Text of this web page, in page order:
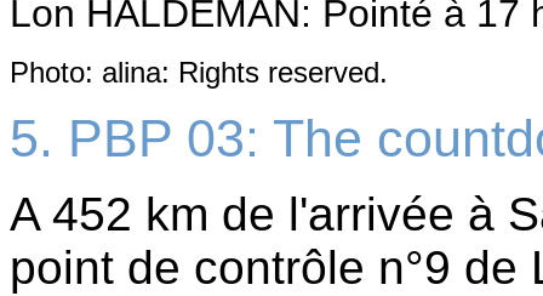
Lon HALDEMAN: Pointé à 17
Photo: alina: Rights reserved.
5. PBP 03: The
A 452 km de l'arrivée à
point de contrôle n°9 de